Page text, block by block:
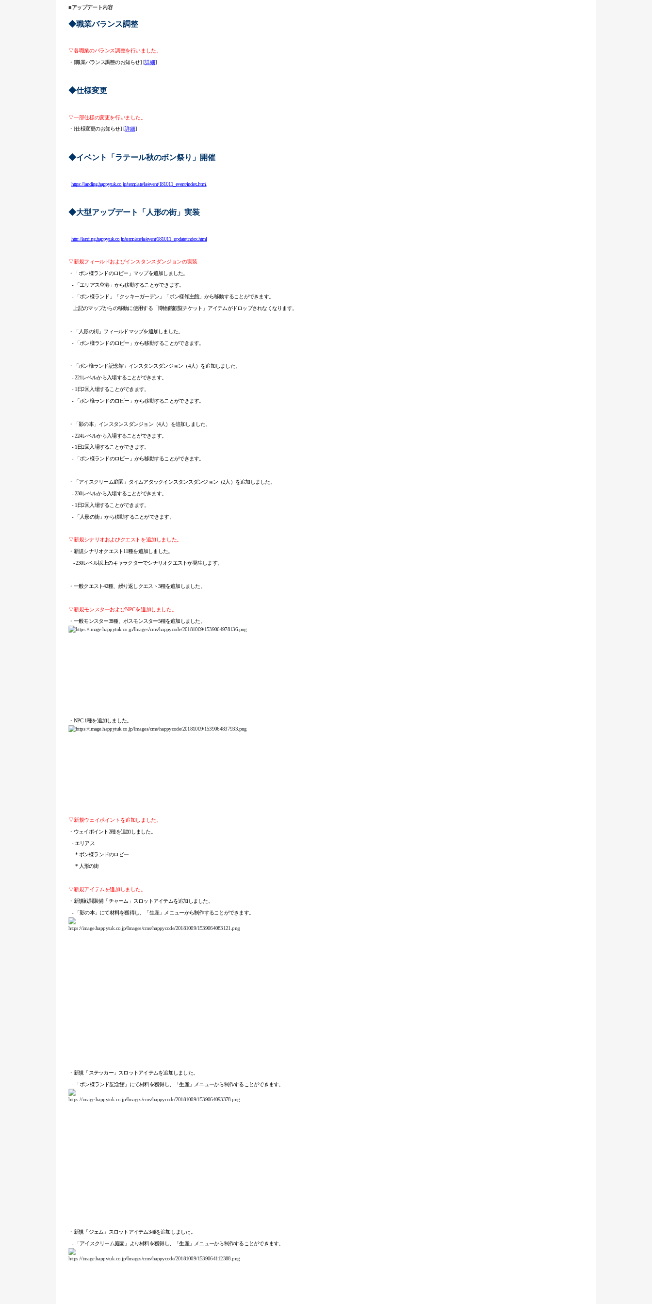
■アップデート内容
◆職業バランス調整
▽各職業のバランス調整を行いました。
・ [職業バランス調整のお知らせ] [詳細]
◆仕様変更
▽一部仕様の変更を行いました。
・ [仕様変更のお知らせ] [詳細]
◆イベント「ラテール秋のボン祭り」開催
https://landing.happytuk.co.jp/template/la/event/181011_event/index.html
◆大型アップデート「人形の街」実装
http://landing.happytuk.co.jp/template/la/event/181011_update/index.html
▽新規フィールドおよびインスタンスダンジョンの実装
・「ボン様ランドのロビー」マップを追加しました。
- 「エリアス空港」から移動することができます。
-
「ボン様ランド」「クッキーガーデン」「ボン様領主館」から移動することができます。
上記のマップからの移動に使用する「博物館観覧チケット」アイテムがドロップされなくなります。
・「人形の街」フィールドマップを追加しました。
-
「ボン様ランドのロビー」から移動することができます。
・「ボン様ランド記念館」インスタンスダンジョン（4人）を追加しました。
- 221レベルから入場することができます。
- 1日2回入場することができます。
- 「ボン様ランドのロビー」から移動することができます。
・「影の本」インスタンスダンジョン（4人）を追加しました。
- 224レベルから入場することができます。
- 1日2回入場することができます。
- 「ボン様ランドのロビー」から移動することができます。
・「アイスクリーム庭園」タイムアタックインスタンスダンジョン（2人）を追加しました。
- 230レベルから入場することができます。
- 1日2回入場することができます。
-
「人形の街」から移動することができます。
▽新規シナリオおよびクエストを追加しました。
・新規シナリオクエスト11種を追加しました。
- 230レベル以上のキャラクターでシナリオクエストが発生します。
・一般クエスト42種、繰り返しクエスト3種を追加しました。
▽新規モンスターおよびNPCを追加しました。
・一般モンスター38種、ボスモンスター5種を追加しました。
・NPC 1種を追加しました。
▽新規ウェイポイントを追加しました。
・ウェイポイント2種を追加しました。
- エリアス
* ボン様ランドのロビー
* 人形の街
▽新規アイテムを追加しました。
・新規戦闘装備「チャーム」スロットアイテムを追加しました。
-
「影の本」にて材料を獲得し、「生産」メニューから制作することができます。
・新規「ステッカー」スロットアイテムを追加しました。
-
「ボン様ランド記念館」にて材料を獲得し、「生産」メニューから制作することができます。
・新規「ジェム」スロットアイテム3種を追加しました。
-
「アイスクリ ー ム庭園 」より材料を獲得し、「生産」メニューから制作することができます。